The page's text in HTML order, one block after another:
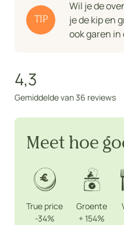
TIP
Wil je de
je de kip en
ook garen
4,3
Gemiddelde van 36 reviews
Meet hoe
True price
-34%
Groente
+ 154%